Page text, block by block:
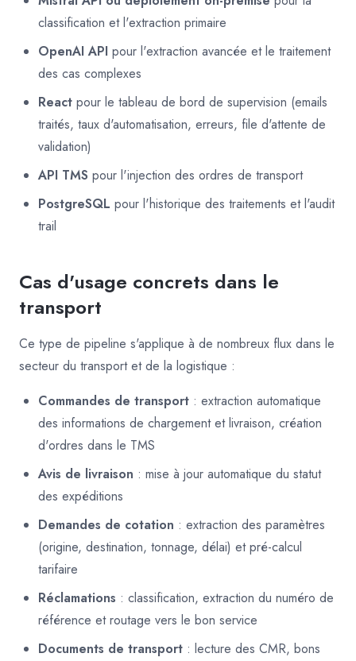
classification et l'extraction primaire
OpenAI API pour l'extraction avancée et le traitement
des cas complexes
React pour le tableau de bord de supervision (emails
traités, taux d'automatisation, erreurs, file d'attente de
validation)
API TMS pour l'injection des ordres de transport
PostgreSQL pour l'historique des traitements et l'audit
trail
Cas d'usage concrets dans le
transport
Ce type de pipeline s'applique à de nombreux flux dans le
secteur du transport et de la logistique :
Commandes de transport : extraction automatique
des informations de chargement et livraison, création
d'ordres dans le TMS
Avis de livraison : mise à jour automatique du statut
des expéditions
Demandes de cotation : extraction des paramètres
(origine, destination, tonnage, délai) et pré-calcul
tarifaire
Réclamations : classification, extraction du numéro de
référence et routage vers le bon service
Documents de transport : lecture des CMR, bons